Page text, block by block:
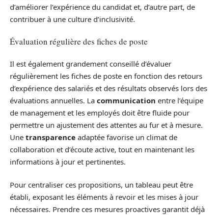
d’améliorer l’expérience du candidat et, d’autre part, de
contribuer à une culture d’inclusivité.
Évaluation régulière des fiches de poste
Il est également grandement conseillé d’évaluer
régulièrement les fiches de poste en fonction des retours
d’expérience des salariés et des résultats observés lors des
évaluations annuelles. La communication entre l’équipe
de management et les employés doit être fluide pour
permettre un ajustement des attentes au fur et à mesure.
Une transparence adaptée favorise un climat de
collaboration et d’écoute active, tout en maintenant les
informations à jour et pertinentes.
Pour centraliser ces propositions, un tableau peut être
établi, exposant les éléments à revoir et les mises à jour
nécessaires. Prendre ces mesures proactives garantit déjà